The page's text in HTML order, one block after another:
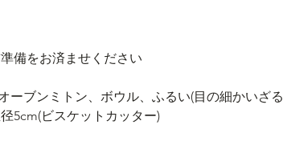
備をお済ませください
ブンミトン、ボウル、ふるい(目の細かいざる
5cm(ビスケットカッター)